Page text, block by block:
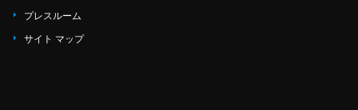
プレスルーム
サイト マップ